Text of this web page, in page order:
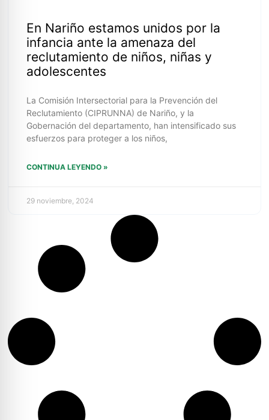
En Nariño estamos unidos por la
infancia ante la amenaza del
reclutamiento de niños, niñas y
adolescentes
La Comisión Intersectorial para la Prevención del
Reclutamiento (CIPRUNNA) de Nariño, y la
Gobernación del departamento, han intensificado sus
esfuerzos para proteger a los niños,
CONTINUA LEYENDO »
29 noviembre, 2024